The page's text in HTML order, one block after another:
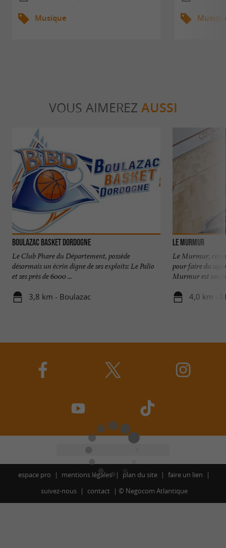
Musique
VOUS AIMEREZ AUSSI
Boulazac Basket Dordogne
Le Club Phare du Département, possède
désormais un écrin digne de ses exploits: Le Palio
et ses près de 6000 ...
3,8 km - Boulazac
Le MurMur
Le Murmur,
pour faire du
Murmur est un
4,0 km -
espace pro mentions légales plan du site
faire un lien
suivez-nous
contact © Negocom Atlantique